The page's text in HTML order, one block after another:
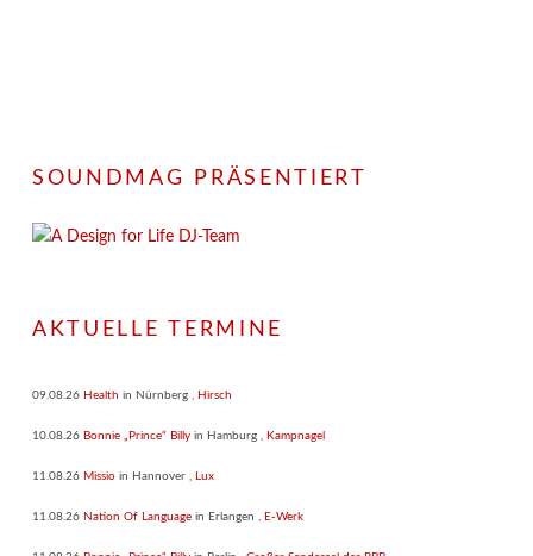
SOUNDMAG PRÄSENTIERT
AKTUELLE TERMINE
09.08.26 Health in Nürnberg Hirsch
10.08.26 Bonnie „Prince“ Billy in Hamburg Kampnagel
11.08.26 Missio in Hannover Lux
11.08.26 Nation Of Language in Erlangen E-Werk